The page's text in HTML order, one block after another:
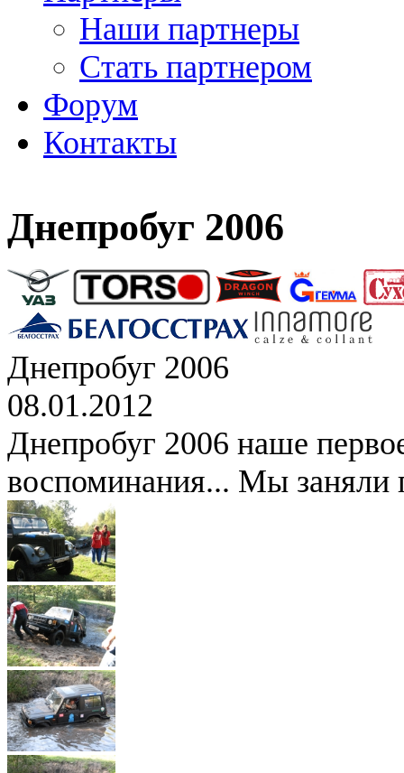
Наши партнеры
Стать партнером
Форум
Контакты
Днепробуг 2006
Днепробуг 2006
08.01.2012
Днепробуг 2006 наше
воспоминания... Мы заняли